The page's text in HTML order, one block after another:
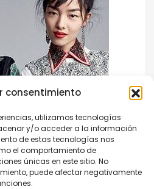
consentimiento
utilizamos tecnologías
y/o acceder a la información
de estas tecnologías nos
el comportamiento de
únicas en este sitio. No
puede afectar negativamente